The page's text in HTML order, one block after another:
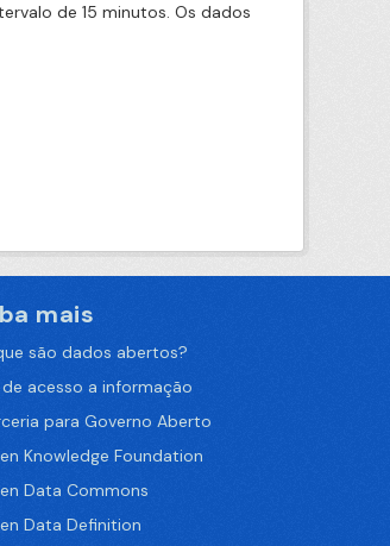
de 15 minutos. Os dados
mais
são dados abertos?
de acesso a informação
para Governo Aberto
Knowledge Foundation
Data Commons
Data Definition